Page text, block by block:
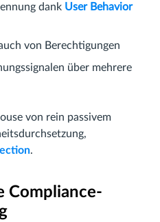
dank User Behavior
von Berechtigungen
über mehrere
von rein passivem
.
Compliance-